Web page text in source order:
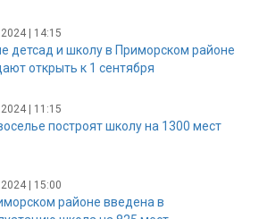
| 14:15
детсад и школу в Приморском районе
открыть к 1 сентября
| 11:15
построят школу на 1300 мест
| 15:00
районе введена в